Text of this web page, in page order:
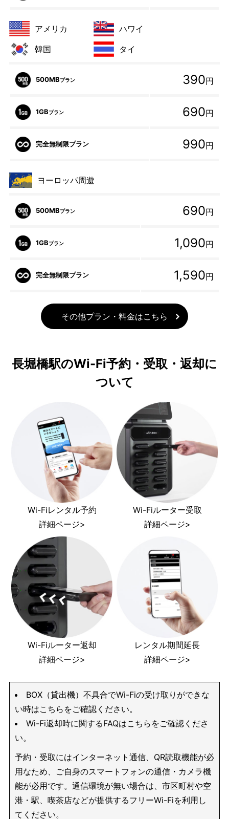
アメリカ
ハワイ
韓国
タイ
500MBプラン 390円
1GBプラン 690円
完全無制限プラン 990円
ヨーロッパ周遊
500MBプラン 690円
1GBプラン 1,090円
完全無制限プラン 1,590円
その他プラン・料金はこちら
長堀橋駅のWi-Fi予約・受取・返却に
ついて
Wi-Fiレンタル予約
詳細ページ>
Wi-Fiルーター受取
詳細ページ>
Wi-Fiルーター返却
詳細ページ>
レンタル期間延長
詳細ページ>
BOX（貸出機）不具合でWi-Fiの受け取りができな
い時はこちらをご確認ください。
Wi-Fi返却時に関するFAQはこちらをご確認くださ
い。
予約・受取にはインターネット通信、QR読取機能が必
用なため、ご自身のスマートフォンの通信・カメラ機
能が必用です。通信環境が無い場合は、市区町村や空
港・駅、喫茶店などが提供するフリーWi-Fiを利用し
てください。